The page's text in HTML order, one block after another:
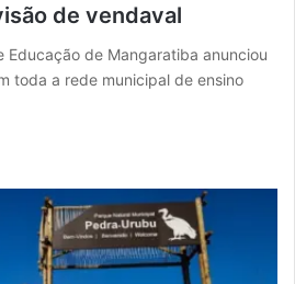
de vendaval
Educação de Mangaratiba anunciou
toda a rede municipal de ensino